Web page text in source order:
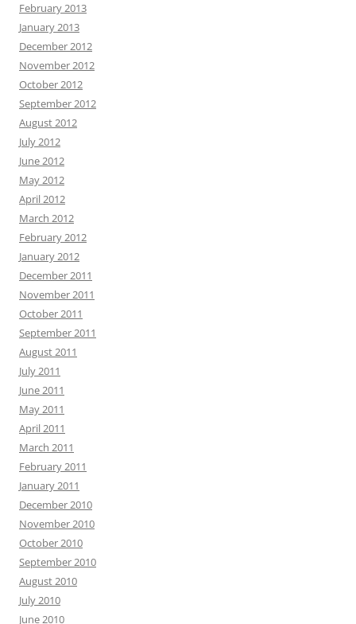
February 2013
January 2013
December 2012
November 2012
October 2012
September 2012
August 2012
July 2012
June 2012
May 2012
April 2012
March 2012
February 2012
January 2012
December 2011
November 2011
October 2011
September 2011
August 2011
July 2011
June 2011
May 2011
April 2011
March 2011
February 2011
January 2011
December 2010
November 2010
October 2010
September 2010
August 2010
July 2010
June 2010